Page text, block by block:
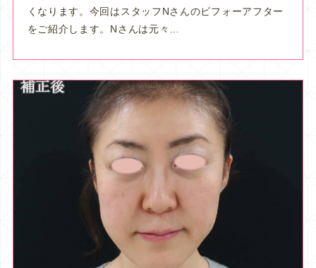
くなります。今回はスタッフNさんのビフォーアフター
をご紹介します。Nさんは元々…